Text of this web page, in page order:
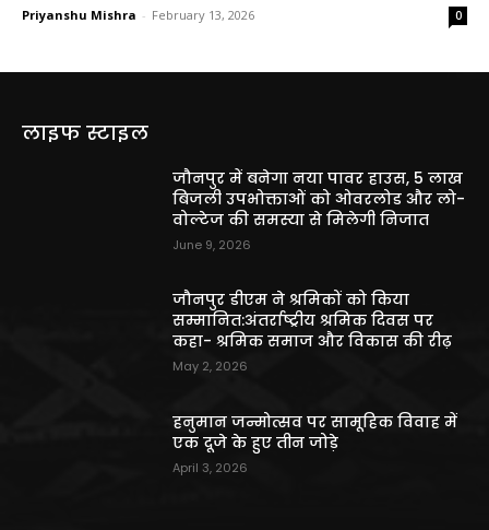
Priyanshu Mishra - February 13, 2026 0
लाइफ स्टाइल
जौनपुर में बनेगा नया पावर हाउस, 5 लाख
बिजली उपभोक्ताओं को ओवरलोड और लो-
वोल्टेज की समस्या से मिलेगी निजात
June 9, 2026
जौनपुर डीएम ने श्रमिकों को किया
सम्मानित:अंतर्राष्ट्रीय श्रमिक दिवस पर
कहा- श्रमिक समाज और विकास की रीढ़
May 2, 2026
हनुमान जन्मोत्सव पर सामूहिक विवाह में
एक दूजे के हुए तीन जोड़े
April 3, 2026